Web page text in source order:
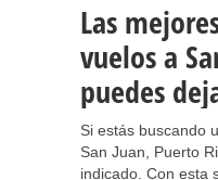
Las
vuelos a
puedes
Si estás buscando
San Juan, Puerto
indicado. Con esta